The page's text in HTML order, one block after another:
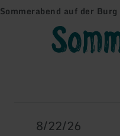
Sommerabend auf der Burg
8/22/26